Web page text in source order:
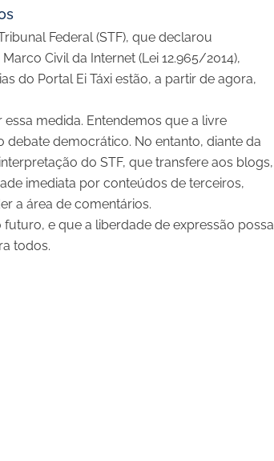
Federal (STF), que declarou
Civil da Internet (Lei 12.965/2014),
do Portal Ei Táxi estão, a partir de agora,
medida. Entendemos que a livre
debate democrático. No entanto, diante da
do STF, que transfere aos blogs,
imediata por conteúdos de terceiros,
a área de comentários.
e que a liberdade de expressão possa
todos.